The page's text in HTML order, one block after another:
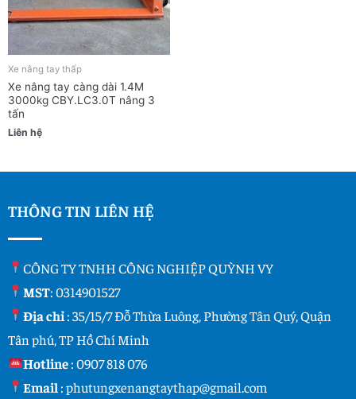
Xe nâng tay thấp
Xe nâng tay càng dài 1.4M
3000kg CBY.LC3.0T nâng 3
tấn
Liên hệ
THÔNG TIN LIÊN HỆ
CÔNG TY TNHH CÔNG NGHIỆP QUỲNH VY
MST: 0314901527
Địa chỉ: 35/15/7 Đỗ Thừa Luông, Phường Tân Quý, Quận
Tân phú, TP Hồ Chí Minh
Hotline:0907 818 076
Email :phutungxenangtaythap@gmail.com